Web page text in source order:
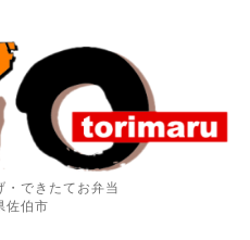
・できたてお弁当
佐伯市